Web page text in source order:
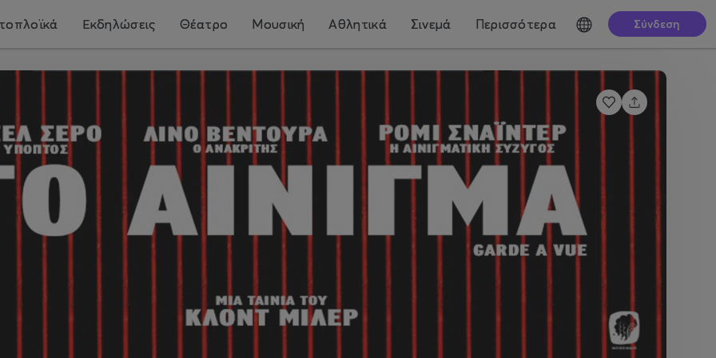
Εκδηλώσεις Θέατρο Μουσική Αθλητικά Σινεμά Περισσότερα Σύνδεση